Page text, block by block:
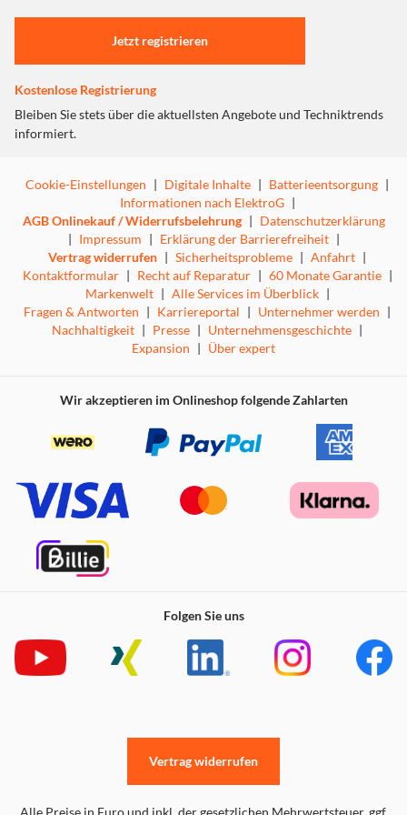
Einstellungen anpassen
Jetzt registrieren
Kostenlose Registrierung
Bleiben Sie stets über die aktuellsten Angebote und Techniktrends
informiert.
Cookie-Einstellungen | Digitale Inhalte | Batterieentsorgung |
Informationen nach ElektroG |
AGB Onlinekauf / Widerrufsbelehrung | Datenschutzerklärung
| Impressum | Erklärung der Barrierefreiheit |
Vertrag widerrufen | Sicherheitsprobleme | Anfahrt |
Kontaktformular | Recht auf Reparatur | 60 Monate Garantie |
Markenwelt | Alle Services im Überblick |
Fragen & Antworten | Karriereportal | Unternehmer werden |
Nachhaltigkeit | Presse | Unternehmensgeschichte |
Expansion | Über expert
Wir akzeptieren im Onlineshop folgende Zahlarten
Folgen Sie uns
Alle Preise in Euro und inkl. der gesetzlichen Mehrwertsteuer. ggf.
Vertrag widerrufen